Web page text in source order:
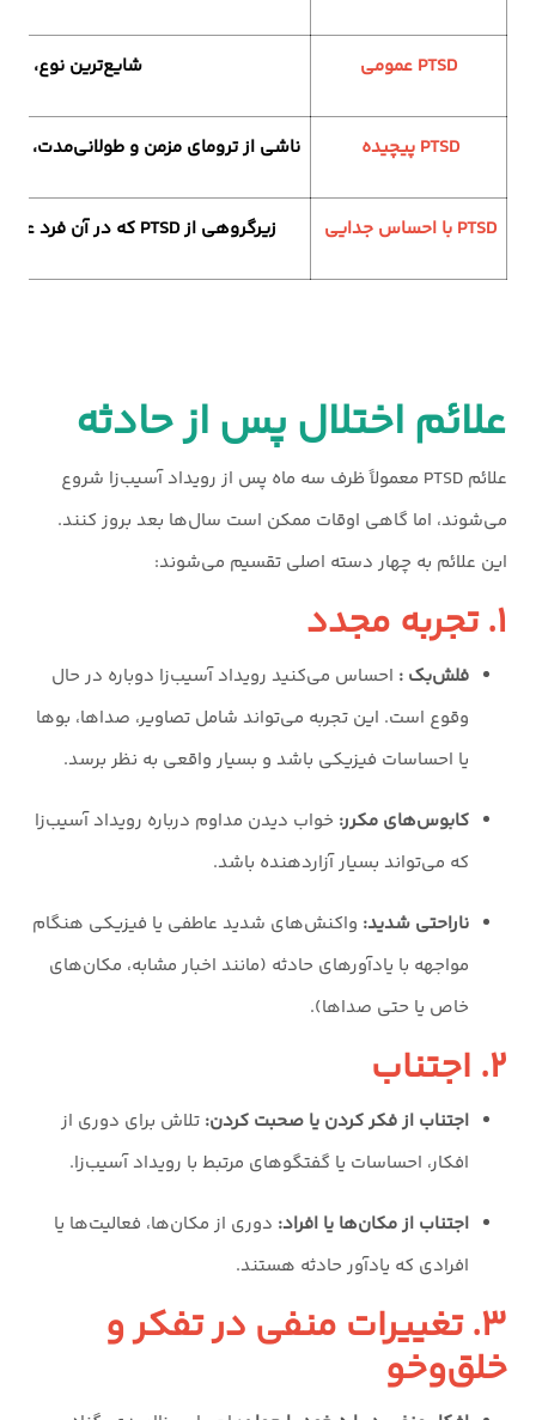
PTSD عمومی شایع‌ترین نوع،
PTSD پیچیده ناشی از ترومای مزمن و طولانی‌مدت،
PTSD با احساس جدایی زیرگروهی از PTSD که در آن فرد علاوه بر علائم اصلی، احساس جدایی از خود یا واقعیت را تجربه می‌کند.
علائم اختلال پس از حادثه
علائم PTSD معمولاً ظرف سه ماه پس از رویداد آسیب‌زا شروع
می‌شوند، اما گاهی اوقات ممکن است سال‌ها بعد بروز کنند.
این علائم به چهار دسته اصلی تقسیم می‌شوند:
۱. تجربه مجدد
فلش‌بک : احساس می‌کنید رویداد آسیب‌زا دوباره در حال
وقوع است. این تجربه می‌تواند شامل تصاویر، صداها، بوها
یا احساسات فیزیکی باشد و بسیار واقعی به نظر برسد.
کابوس‌های مکرر: خواب دیدن مداوم درباره رویداد آسیب‌زا
که می‌تواند بسیار آزاردهنده باشد.
ناراحتی شدید: واکنش‌های شدید عاطفی یا فیزیکی هنگام
مواجهه با یادآورهای حادثه (مانند اخبار مشابه، مکان‌های
خاص یا حتی صداها).
۲. اجتناب
اجتناب از فکر کردن یا صحبت کردن: تلاش برای دوری از
افکار، احساسات یا گفتگوهای مرتبط با رویداد آسیب‌زا.
اجتناب از مکان‌ها یا افراد: دوری از مکان‌ها، فعالیت‌ها یا
افرادی که یادآور حادثه هستند.
۳. تغییرات منفی در تفکر و
خلق‌وخو